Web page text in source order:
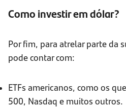
Como investir em dólar?
Por fim, para atrelar parte da
pode contar com:
ETFs americanos, como os
500, Nasdaq e muitos outros.